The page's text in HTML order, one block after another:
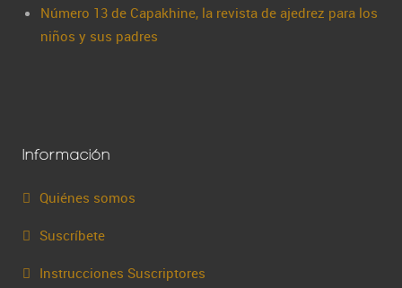
Número 13 de Capakhine, la revista de ajedrez para los
niños y sus padres
Información
Quiénes somos
Suscríbete
Instrucciones Suscriptores